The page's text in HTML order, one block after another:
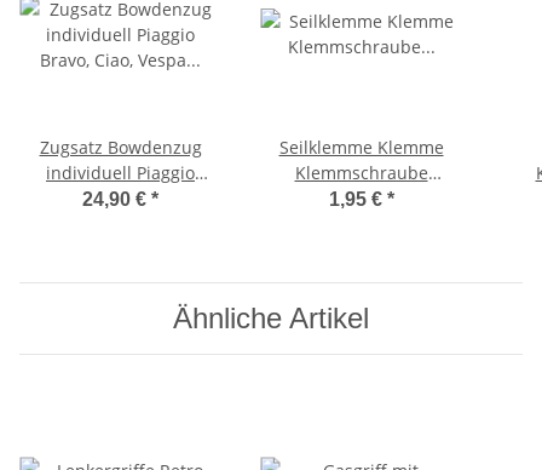
Zugsatz Bowdenzug
individuell Piaggio
Bravo, Ciao, Vespa SI,
24,90 € *
Seilklemme Klemme
Klemmschraube
BremszugKlemmplättchen
1,95 € *
Ähnliche Artikel